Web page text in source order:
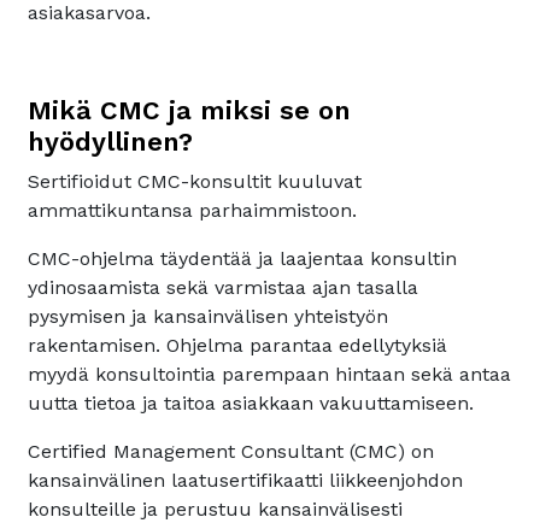
asiakasarvoa.
Mikä CMC ja miksi se on
hyödyllinen?
Sertifioidut CMC-konsultit kuuluvat
ammattikuntansa parhaimmistoon.
CMC-ohjelma täydentää ja laajentaa konsultin
ydinosaamista sekä varmistaa ajan tasalla
pysymisen ja kansainvälisen yhteistyön
rakentamisen. Ohjelma parantaa edellytyksiä
myydä konsultointia parempaan hintaan sekä antaa
uutta tietoa ja taitoa asiakkaan vakuuttamiseen.
Certified Management Consultant (CMC) on
kansainvälinen laatusertifikaatti liikkeenjohdon
konsulteille ja perustuu kansainvälisesti